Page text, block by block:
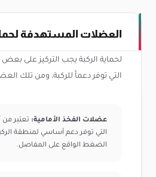
العضلات المستهدفة
لحماية الركبة يجب التركيز على
التي توفر دعماً للركبة، ومن تلك
عضلات الفخذ الأمامية: تعتبر
التي توفر دعم أساسي لمنطقة
الضغط الواقع على المفاصل.